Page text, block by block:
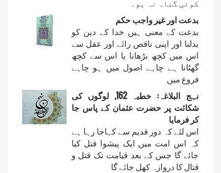
کوئی گناہ نہ ہو۔
بدعت اور غیر واجب حکم
بدعت کے معنی ہیں خدا کے دین کو
بدلنا اور اپنی ناقص رائے اور عقل سے
اس میں کچھ بڑھانا یا اس سے کچھ
گھٹانا ہے چاہے اصول میں ہو چاہے
فروع میں
نہج البلاغہ: خطبہ 162, لوگوں کی
شکائت پر حضرت عثمان کے پاس جا
کر فرمایا
اس لئے کہ دور قدیم سے کہاجا رہا ہے
کہ اس امت میں ایک پیشوا قتل کیا
جائے گا جس کے بعد قیامت تک قتل و
قتال کا دروازہ کھل جائے گا